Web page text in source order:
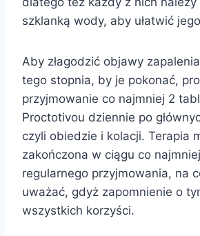
szklanką wody, aby ułatwić
Aby złagodzić objawy
tego stopnia, by je pokonać,
przyjmowanie co najmniej 2
Proctotivou dziennie po
czyli obiedzie i kolacji. Terapia
zakończona w ciągu co
regularnego przyjmowania, na
uważać, gdyż zapomnienie o
wszystkich korzyści.